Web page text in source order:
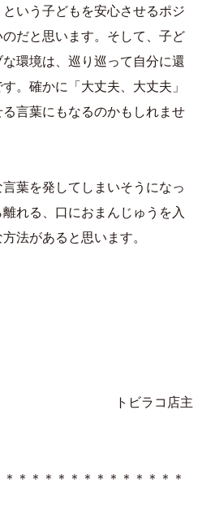
いう子どもを安心させるポジ
だと思います。そして、子ど
環境は、巡り巡って自分に還
。確かに「大丈夫、大丈夫」
言葉にもなるのかもしれませ
葉を発してしまいそうになっ
れる、口におまんじゅうを入
法があると思います。
トビラコ店主
＊＊＊＊＊＊＊＊＊＊＊＊＊